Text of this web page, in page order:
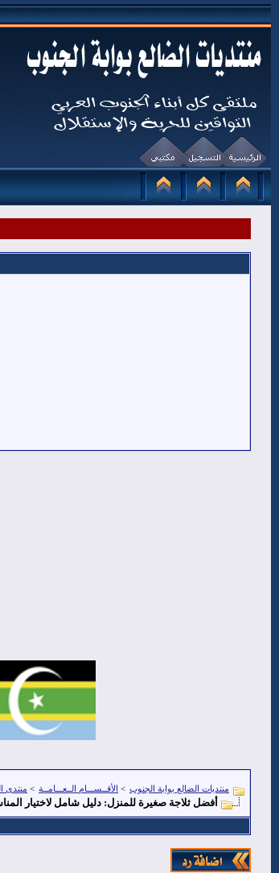
منتديات الضالع بوابة الجنوب > الأقــســـام الــعـــامــة > منتدى
أفضل ثلاجة صغيرة للمنزل: دليل شامل لاختيار